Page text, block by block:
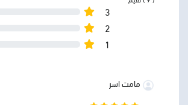
3
2
1
مامت اسر